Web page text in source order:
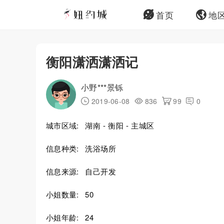
首页 地
衡阳潇洒潇洒记
小野***景铄
2019-06-08 836 99 0
城市区域: 湖南 - 衡阳 - 主城区
信息种类: 洗浴场所
信息来源: 自己开发
小姐数量: 50
小姐年龄: 24